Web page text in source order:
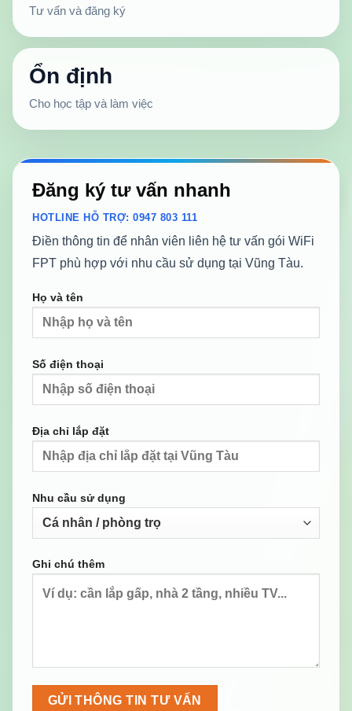
Tư vấn và đăng ký
Ổn định
Cho học tập và làm việc
Đăng ký tư vấn nhanh
HOTLINE HỖ TRỢ: 0947 803 111
Điền thông tin để nhân viên liên hệ tư vấn gói WiFi
FPT phù hợp với nhu cầu sử dụng tại Vũng Tàu.
Họ và tên
Số điện thoại
Địa chỉ lắp đặt
Nhu cầu sử dụng
Ghi chú thêm